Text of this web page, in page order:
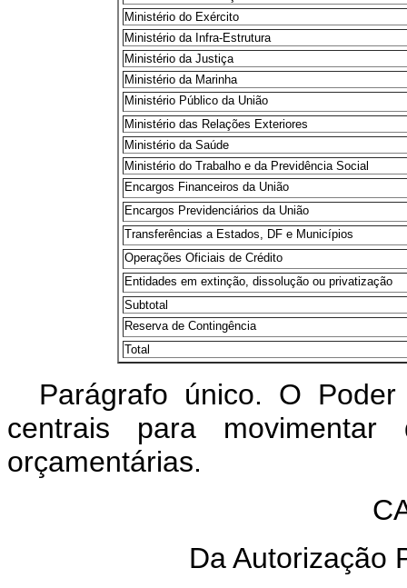
Ministério do Exército
Ministério da Infra-Estrutura
Ministério da Justiça
Ministério da Marinha
Ministério Público da União
Ministério das Relações Exteriores
Ministério da Saúde
Ministério do Trabalho e da Previdência Social
Encargos Financeiros da União
Encargos Previdenciários da União
Transferências a Estados, DF e Municípios
Operações Oficiais de Crédito
Entidades em extinção, dissolução ou privatização
Subtotal
Reserva de Contingência
Total
Parágrafo único. O
centrais para movimentar
orçamentárias.
Da Autorização